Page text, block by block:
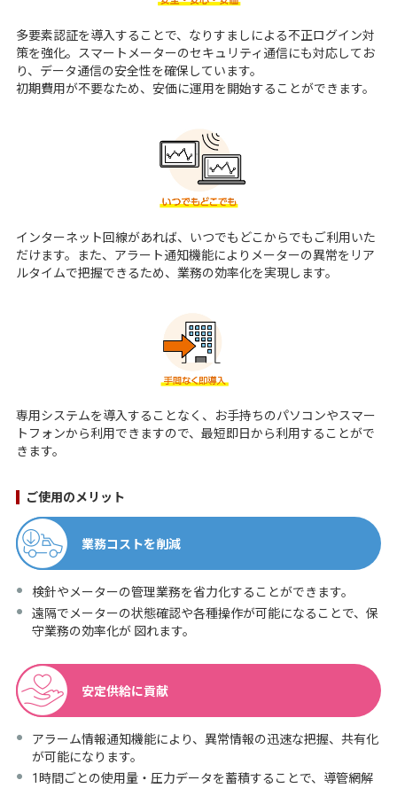
多要素認証を導入することで、なりすましによる不正ログイン対
策を強化。スマートメーターのセキュリティ通信にも対応してお
り、データ通信の安全性を確保しています。
初期費用が不要なため、安価に運用を開始することができます。
インターネット回線があれば、いつでもどこからでもご利用いた
だけます。また、アラート通知機能によりメーターの異常をリア
ルタイムで把握できるため、業務の効率化を実現します。
専用システムを導入することなく、お手持ちのパソコンやスマー
トフォンから利用できますので、最短即日から利用することがで
きます。
ご使用のメリット
業務コストを削減
検針やメーターの管理業務を省力化することができます。
遠隔でメーターの状態確認や各種操作が可能になることで、保
守業務の効率化が 図れます。
安定供給に貢献
アラーム情報通知機能により、異常情報の迅速な把握、共有化
が可能になります。
1時間ごとの使用量・圧力データを蓄積することで、導管網解